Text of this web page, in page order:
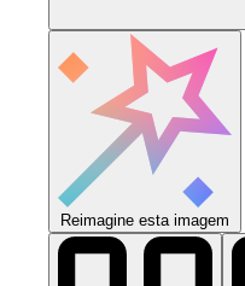
Reimagine esta imagem